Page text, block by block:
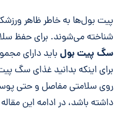
خلاصه مقاله
پیت بول‌ها به خاطر ظاهر
شناخته می‌شوند. برای حفظ
سگ پیت بول باید دارای
برای اینکه بدانید غذای سگ
روی سلامتی مفاصل و حتی
داشته باشد، در ادامه این